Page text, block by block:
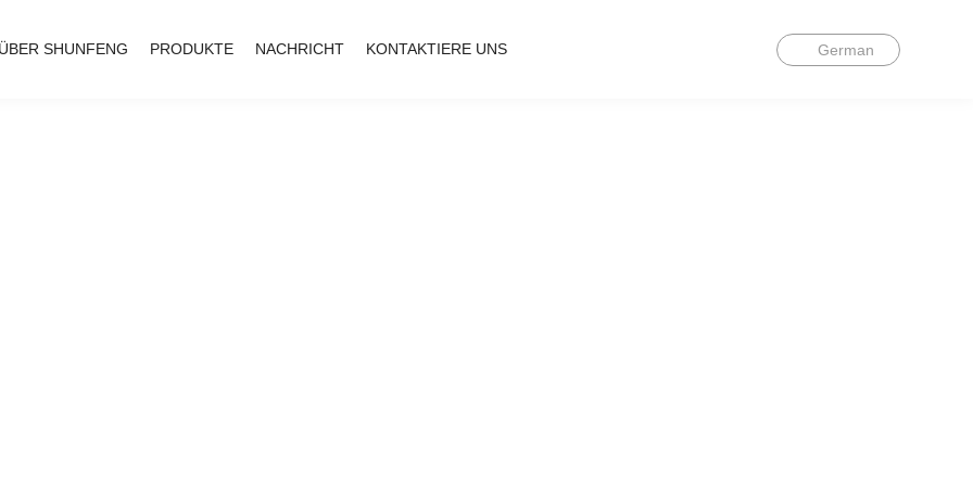
SHUNFENG PRODUKTE NACHRICHT KONTAKTIERE UNS German